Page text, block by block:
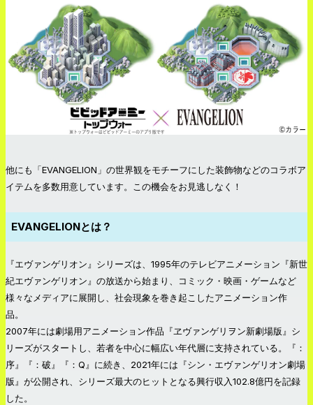
他にも「EVANGELION」の世界観をモチーフにした装飾物などのコラボア
イテムを多数用意しています。この機会をお見逃しなく！
EVANGELIONとは？
『エヴァンゲリオン』シリーズは、1995年のテレビアニメーション『新世
紀エヴァンゲリオン』の放送から始まり、コミック・映画・ゲームなど
様々なメディアに展開し、社会現象を巻き起こしたアニメーション作
品。
2007年には劇場用アニメーション作品『ヱヴァンゲリヲン新劇場版』シ
リーズがスタートし、若者を中心に幅広い年代層に支持されている。『：
序』『：破』『：Q』に続き、2021年には『シン・エヴァンゲリオン劇場
版』が公開され、シリーズ最大のヒットとなる興行収入102.8億円を記録
した。